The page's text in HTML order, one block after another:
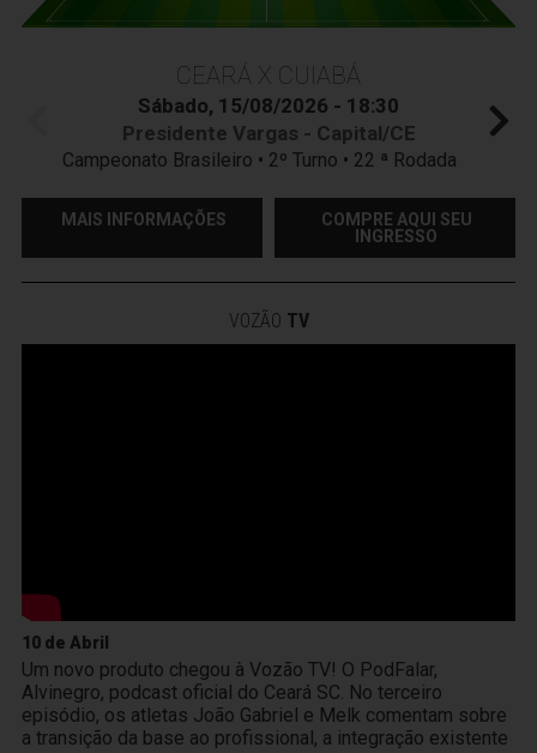
CEARÁ X CUIABÁ
Sábado, 15/08/2026 - 18:30
Presidente Vargas - Capital/CE
Campeonato Brasileiro • 2º Turno • 22 ª Rodada
MAIS INFORMAÇÕES
COMPRE AQUI SEU
INGRESSO
VOZÃO TV
10 de Abril
Um novo produto chegou à Vozão TV! O PodFalar,
Alvinegro, podcast oficial do Ceará SC. No terceiro
episódio, os atletas João Gabriel e Melk comentam sobre
a transição da base ao profissional, a integração existente